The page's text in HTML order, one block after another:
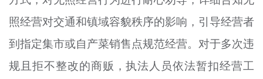
照经营对交通和镇域容貌秩序的影响，引导经营者
到指定集市或自产菜销售点规范经营。对于多次违
规且拒不整改的商贩，执法人员依法暂扣经营工